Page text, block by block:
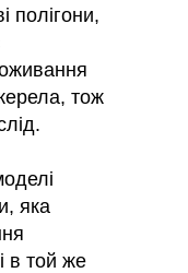
полігони,
тож
яка
в той же